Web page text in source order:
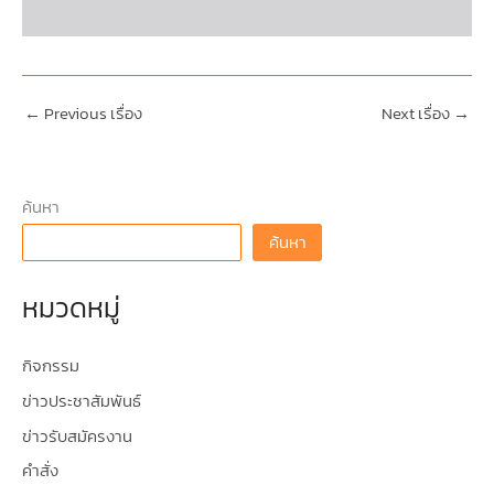
← Previous เรื่อง Next เรื่อง →
ค้นหา
ค้นหา
หมวดหมู่
กิจกรรม
ข่าวประชาสัมพันธ์
ข่าวรับสมัครงาน
คำสั่ง